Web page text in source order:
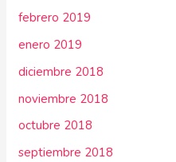
febrero 2019
enero 2019
diciembre 2018
noviembre 2018
octubre 2018
septiembre 2018